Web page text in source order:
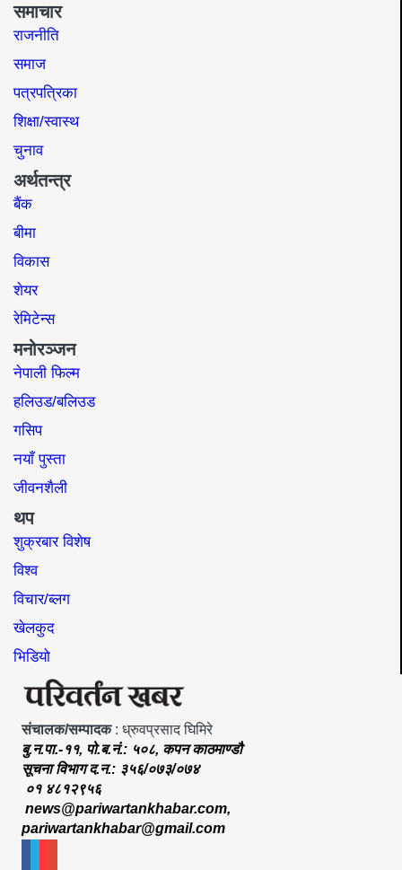
समाचार
राजनीति
समाज​
पत्रपत्रिका
शिक्षा/स्वास्थ
चुनाव
अर्थतन्त्र
बैंक
बीमा
विकास
शेयर
रेमिटेन्स
मनोरञ्जन
नेपाली फिल्म
हलिउड/बलिउड
गसिप
नयाँ पुस्ता
जीवनशैली
थप
शुक्रबार विशेष
विश्व
विचार/ब्लग
खेलकुद
भिडियो
संचालक/सम्पादक: ध्रुवप्रसाद घिमिरे
बु.न.पा.-११, पो.ब.नं.: ५०८, कपन काठमाण्डौ
सूचना विभाग द.न.: ३५६/०७३/०७४
०१ ४८१२९५६
news@pariwartankhabar.com,
pariwartankhabar@gmail.com